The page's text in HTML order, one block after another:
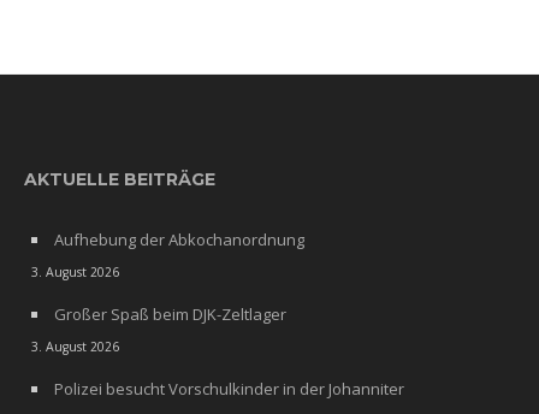
AKTUELLE BEITRÄGE
Aufhebung der Abkochanordnung
3. August 2026
Großer Spaß beim DJK-Zeltlager
3. August 2026
Polizei besucht Vorschulkinder in der Johanniter